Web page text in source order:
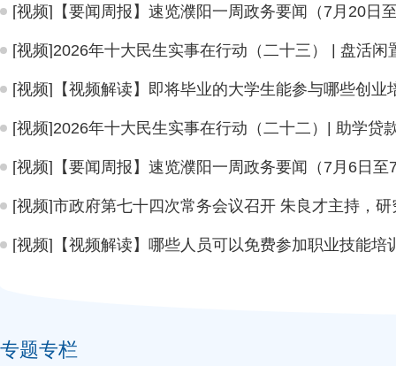
[视频]【视频解读】哪些人员可以免费参加职业技能培
专题专栏